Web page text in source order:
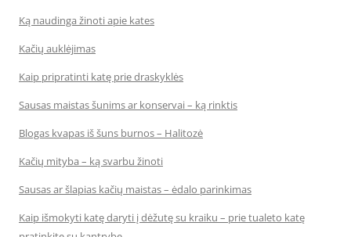
Ką naudinga žinoti apie kates
Kačių auklėjimas
Kaip pripratinti katę prie draskyklės
Sausas maistas šunims ar konservai – ką rinktis
Blogas kvapas iš šuns burnos – Halitozė
Kačių mityba – ką svarbu žinoti
Sausas ar šlapias kačių maistas – ėdalo parinkimas
Kaip išmokyti katę daryti į dėžutę su kraiku – prie tualeto katę